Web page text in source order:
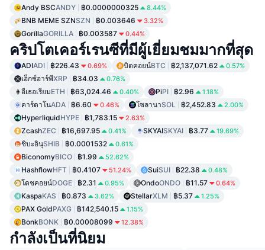
Andy BSCANDY ฿0.0000000325 8.44%
BNB MEME SZNSZN ฿0.003646 3.32%
GorillaGORILLA ฿0.003587 0.44%
คริปโตเคอร์เรนซีที่มีผู้เยี่ยมชมมากที่สุด
ADIADI ฿226.43 0.69% บิตคอยน์BTC ฿2,137,071.62 0.57%
เอ็กซ์อาร์พีXRP ฿34.03 0.76%
อีเธอเรียมETH ฿63,024.46 0.40% PiPI ฿2.96 1.18%
คาร์ดาโนADA ฿6.60 0.46% โซลานาSOL ฿2,452.83 2.00%
HyperliquidHYPE ฿1,783.15 2.63%
ZcashZEC ฿16,697.95 0.41% SKYAISKYAI ฿3.77 19.69%
ชิบะอินุSHIB ฿0.0001532 0.61%
BiconomyBICO ฿1.99 52.62%
HashflowHFT ฿0.4107 51.24% SuiSUI ฿22.38 0.48%
โดชคอยน์DOGE ฿2.31 0.95% OndoONDO ฿11.57 0.64%
KaspaKAS ฿0.873 3.62% StellarXLM ฿5.37 1.25%
PAX GoldPAXG ฿142,540.15 1.15%
BonkBONK ฿0.00008099 12.38%
กำลังเป็นที่นิยม